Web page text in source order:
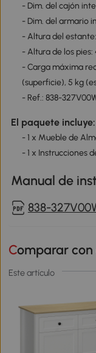
- Dim. del cajón
- Dim. del armario
- Altura del
- Altura de los pies:
- Carga máxima
(superficie), 5 kg
- Ref.: 838-
El paquete incluye:
- 1 x Mueble de
- 1 x Instrucciones
Manual de
838-
Comparar
Este artículo